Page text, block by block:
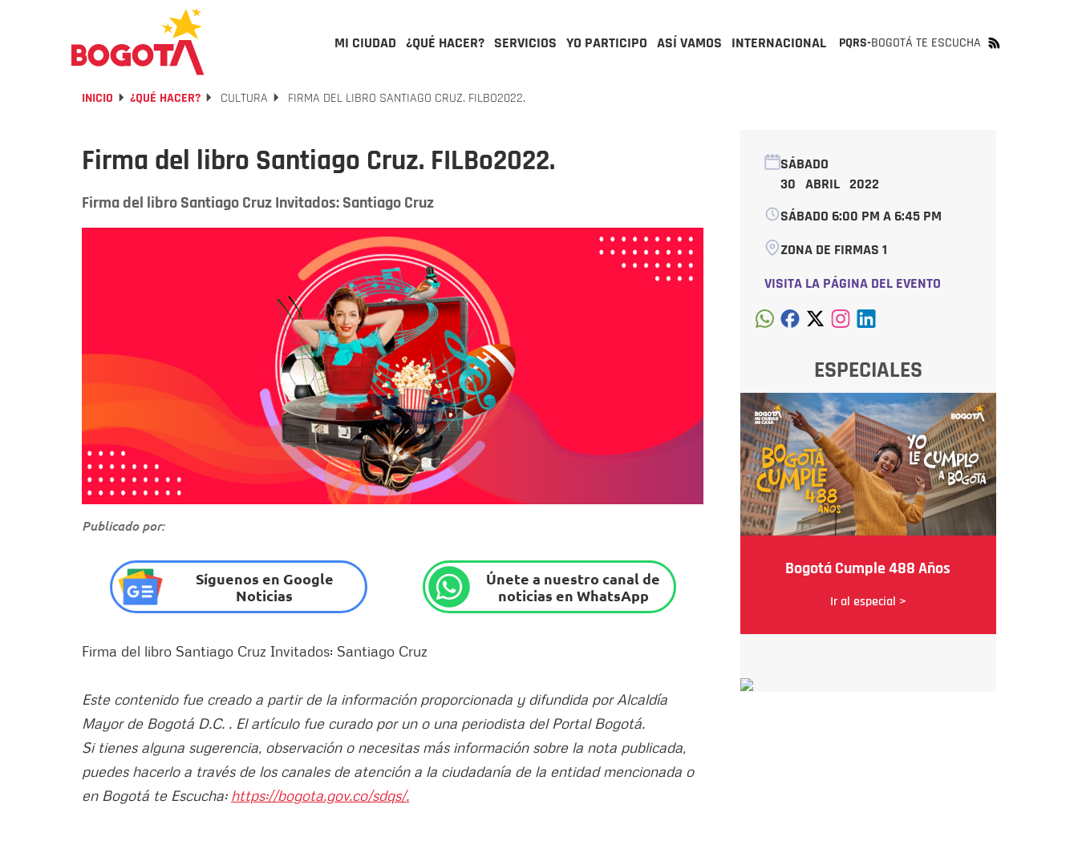
MI CIUDAD ¿QUÉ HACER? SERVICIOS YO PARTICIPO ASÍ VAMOS INTERNACIONAL PQRS-BOGOTÁ TE ESCUCHA
INICIO ¿QUÉ HACER? CULTURA FIRMA DEL LIBRO SANTIAGO CRUZ. FILBO2022.
Firma del libro Santiago Cruz. FILBo2022.
Firma del libro Santiago Cruz Invitados: Santiago Cruz
Publicado por:
Síguenos en Google
Noticias
Únete a nuestro canal de
noticias en WhatsApp
Firma del libro Santiago Cruz Invitados: Santiago Cruz
Este contenido fue creado a partir de la información proporcionada y difundida por Alcaldía
Mayor de Bogotá D.C. . El artículo fue curado por un o una periodista del Portal Bogotá.
Si tienes alguna sugerencia, observación o necesitas más información sobre la nota publicada,
puedes hacerlo a través de los canales de atención a la ciudadanía de la entidad mencionada o
en Bogotá te Escucha: https://bogota.gov.co/sdqs/.
SÁBADO
30 ABRIL 2022
SÁBADO 6:00 PM A 6:45 PM
ZONA DE FIRMAS 1
VISITA LA PÁGINA DEL EVENTO
ESPECIALES
Bogotá Cumple 488 Años
Ir al especial >